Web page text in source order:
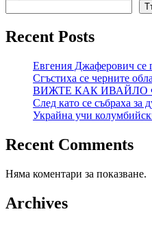
Recent Posts
Евгения Джаферович се
Сгъстиха се черните
ВИЖТЕ КАК ИВАЙЛО
След като се събраха за
Украйна учи
Recent Comments
Няма коментари за показване.
Archives